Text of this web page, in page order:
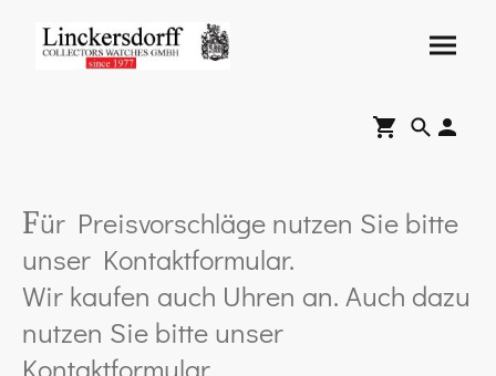
Für Preisvorschläge nutzen Sie bitte
unser Kontaktformular.
Wir kaufen auch Uhren an. Auch dazu
nutzen Sie bitte unser
Kontaktformular.